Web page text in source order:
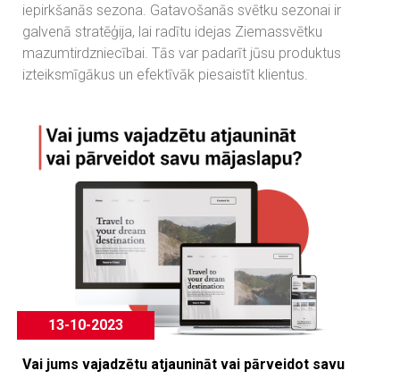
iepirkšanās sezona. Gatavošanās svētku sezonai ir
galvenā stratēģija, lai radītu idejas Ziemassvētku
mazumtirdzniecībai. Tās var padarīt jūsu produktus
izteiksmīgākus un efektīvāk piesaistīt klientus.
13-10-2023
Vai jums vajadzētu atjaunināt vai pārveidot savu